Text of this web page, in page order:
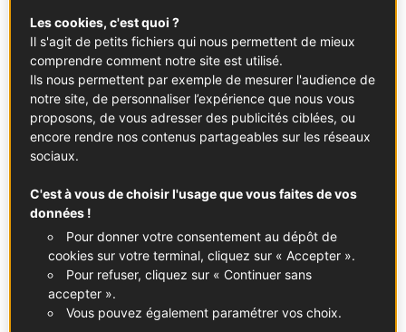
© ©ClaireDubois
Dans cet article
Voir la fiche
Les « bleus »
Les cookies, c'est quoi ?
Il s'agit de petits fichiers qui nous permettent de mieux
comprendre comment notre site est utilisé.
Ils nous permettent par exemple de mesurer l'audience de
notre site, de personnaliser l’expérience que nous vous
proposons, de vous adresser des publicités ciblées, ou
encore rendre nos contenus partageables sur les réseaux
sociaux.
C'est à vous de choisir l'usage que vous faites de vos
données !
Pour donner votre consentement au dépôt de
cookies sur votre terminal, cliquez sur « Accepter ».
Pour refuser, cliquez sur « Continuer sans
accepter ».
Vous pouvez également paramétrer vos choix.